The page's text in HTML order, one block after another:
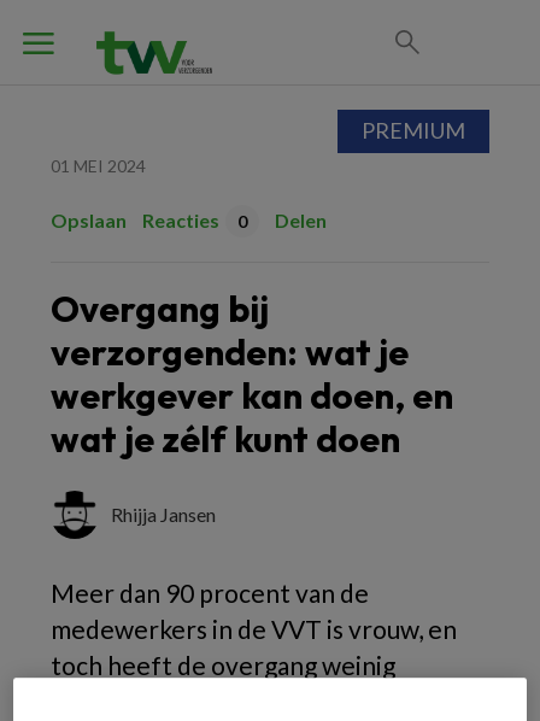
01 MEI 2024
Opslaan Reacties 0 Delen
Overgang bij
verzorgenden: wat je
werkgever kan doen, en
wat je zélf kunt doen
Rhijja Jansen
Meer dan 90 procent van de
medewerkers in de VVT is vrouw, en
toch heeft de overgang weinig
PREMIUM